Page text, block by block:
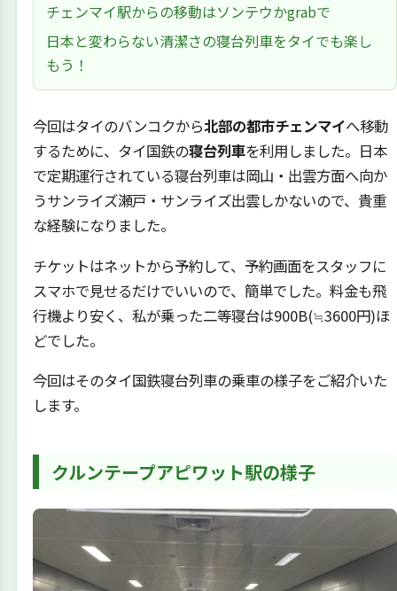
チェンマイ駅からの移動はソンテウかgrabで
日本と変わらない清潔さの寝台列車をタイでも楽し
もう！
今回はタイのバンコクから北部の都市チェンマイへ移動
するために、タイ国鉄の寝台列車を利用しました。日本
で定期運行されている寝台列車は岡山・出雲方面へ向か
うサンライズ瀬戸・サンライズ出雲しかないので、貴重
な経験になりました。
チケットはネットから予約して、予約画面をスタッフに
スマホで見せるだけでいいので、簡単でした。料金も飛
行機より安く、私が乗った二等寝台は900B(≒3600円)ほ
どでした。
今回はそのタイ国鉄寝台列車の乗車の様子をご紹介いた
します。
クルンテープアピワット駅の様子